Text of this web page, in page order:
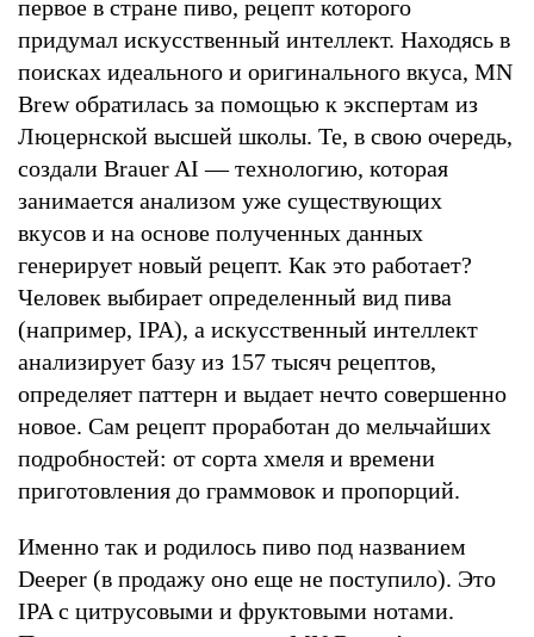
первое в стране пиво, рецепт которого
придумал искусственный интеллект. Находясь в
поисках идеального и оригинального вкуса, MN
Brew обратилась за помощью к экспертам из
Люцернской высшей школы. Те, в свою очередь,
создали Brauer AI — технологию, которая
занимается анализом уже существующих
вкусов и на основе полученных данных
генерирует новый рецепт. Как это работает?
Человек выбирает определенный вид пива
(например, IPA), а искусственный интеллект
анализирует базу из 157 тысяч рецептов,
определяет паттерн и выдает нечто совершенно
новое. Сам рецепт проработан до мельчайших
подробностей: от сорта хмеля и времени
приготовления до граммовок и пропорций.
Именно так и родилось пиво под названием
Deeper (в продажу оно еще не поступило). Это
IPA с цитрусовыми и фруктовыми нотами.